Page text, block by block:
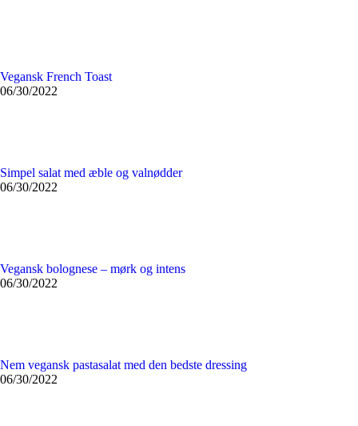
Vegansk French Toast
06/30/2022
Simpel salat med æble og valnødder
06/30/2022
Vegansk bolognese – mørk og intens
06/30/2022
Nem vegansk pastasalat med den bedste dressing
06/30/2022